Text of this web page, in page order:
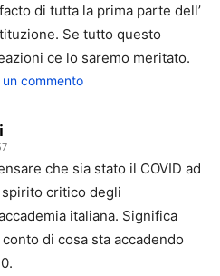
di tutta la prima parte dell’
Se tutto questo
ce lo saremo meritato.
commento
che sia stato il COVID ad
critico degli
italiana. Significa
di cosa sta accadendo